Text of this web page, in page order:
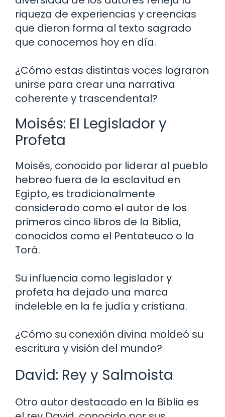
riqueza de experiencias y creencias
que dieron forma al texto sagrado
que conocemos hoy en día.
¿Cómo estas distintas voces lograron
unirse para crear una narrativa
coherente y trascendental?
Moisés: El Legislador y
Profeta
Moisés, conocido por liderar al pueblo
hebreo fuera de la esclavitud en
Egipto, es tradicionalmente
considerado como el autor de los
primeros cinco libros de la Biblia,
conocidos como el Pentateuco o la
Torá.
Su influencia como legislador y
profeta ha dejado una marca
indeleble en la fe judía y cristiana.
¿Cómo su conexión divina moldeó su
escritura y visión del mundo?
David: Rey y Salmoista
Otro autor destacado en la Biblia es